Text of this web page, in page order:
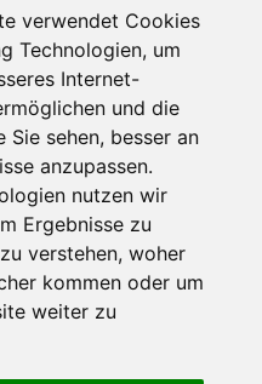
verwendet Cookies
Technologien, um
Internet-
und die
Sie sehen, besser an
anzupassen.
nutzen wir
Ergebnisse zu
verstehen, woher
kommen oder um
weiter zu
*Stuhr* Syke *
* Vorwerk
Worpswede*
in Hamburg
2026 aktualisiert.